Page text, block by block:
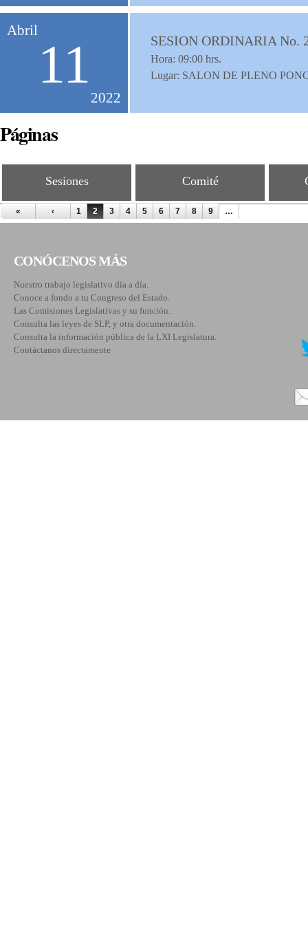
Abril
11
2022
SESION ORDINARIA No.
Hora: 09:00 hrs.
Lugar: SALON DE PLENO
Páginas
Sesiones Comité
« ‹ 1 2 3 4 5 6 7 8 9 …
CONÓCENOS MÁS
Nuestro trabajo legislativo día a día.
Conoce a fondo a tu Congreso del Estado.
Las Comisiones Legislativas y su función.
Consulta las leyes de SLP, y otra documentación.
Consulta la información pública de la LXI Legislatura.
Contáctanos directamente